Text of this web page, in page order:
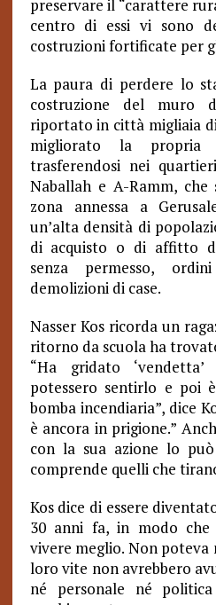
preservare il “carattere
centro di essi vi sono
costruzioni fortificate per
La paura di perdere lo
costruzione del muro
riportato in città migliaia
migliorato la propria
trasferendosi nei
Naballah e A-Ramm,
zona annessa a
un’alta densità di
di acquisto o di affitto
senza permesso,
demolizioni di case.
Nasser Kos ricorda un
ritorno da scuola ha
“Ha gridato
potessero sentirlo e poi
bomba incendiaria”, dice
è ancora in prigione.”
con la sua azione lo può
comprende quelli che
Kos dice di essere
30 anni fa, in modo
vivere meglio. Non poteva
loro vite non avrebbero
né personale né